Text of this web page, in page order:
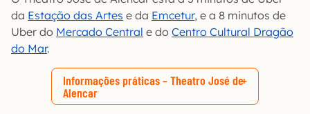
da Estação das Artes e da Emcetur, e a 8 minutos de
Uber do Mercado Central e do Centro Cultural Dragão
do Mar.
Informações práticas – Theatro José de
Alencar